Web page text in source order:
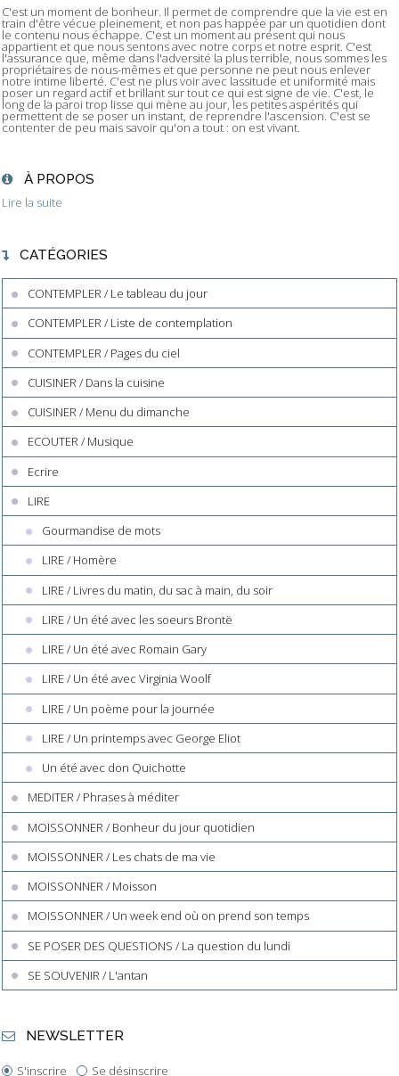
C'est un moment de bonheur. Il permet de comprendre que la vie est en
train d'être vécue pleinement, et non pas happée par un quotidien dont
le contenu nous échappe. C'est un moment au présent qui nous
appartient et que nous sentons avec notre corps et notre esprit. C'est
l'assurance que, même dans l'adversité la plus terrible, nous sommes les
propriétaires de nous-mêmes et que personne ne peut nous enlever
notre intime liberté. C'est ne plus voir avec lassitude et uniformité mais
poser un regard actif et brillant sur tout ce qui est signe de vie. C'est, le
long de la paroi trop lisse qui mène au jour, les petites aspérités qui
permettent de se poser un instant, de reprendre l'ascension. C'est se
contenter de peu mais savoir qu'on a tout : on est vivant.
À PROPOS
Lire la suite
CATÉGORIES
CONTEMPLER / Le tableau du jour
CONTEMPLER / Liste de contemplation
CONTEMPLER / Pages du ciel
CUISINER / Dans la cuisine
CUISINER / Menu du dimanche
ECOUTER / Musique
Ecrire
LIRE
Gourmandise de mots
LIRE / Homère
LIRE / Livres du matin, du sac à main, du soir
LIRE / Un été avec les soeurs Brontë
LIRE / Un été avec Romain Gary
LIRE / Un été avec Virginia Woolf
LIRE / Un poème pour la journée
LIRE / Un printemps avec George Eliot
Un été avec don Quichotte
MEDITER / Phrases à méditer
MOISSONNER / Bonheur du jour quotidien
MOISSONNER / Les chats de ma vie
MOISSONNER / Moisson
MOISSONNER / Un week end où on prend son temps
SE POSER DES QUESTIONS / La question du lundi
SE SOUVENIR / L'antan
NEWSLETTER
S'inscrire Se désinscrire